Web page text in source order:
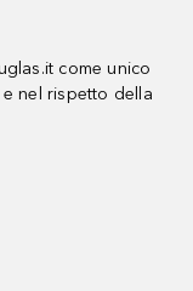
come unico
nel rispetto della